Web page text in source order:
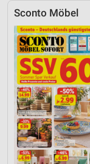
Sconto Möbel